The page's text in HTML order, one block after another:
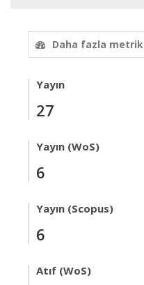
Daha fazla metrik
Yayın
27
Yayın (WoS)
6
Yayın (Scopus)
6
Atıf (WoS)